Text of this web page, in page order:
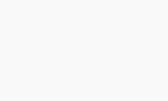
und ermutigte
es auf gewohnten Status und
ich ersetze sie mit Karriere,